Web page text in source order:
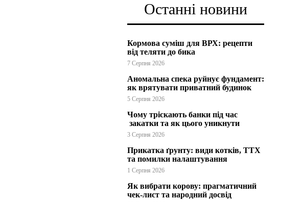
Останні новини
Кормова суміш для ВРХ: рецепти
від теляти до бика
7 Серпня 2026
Аномальна спека руйнує фундамент:
як врятувати приватний будинок
5 Серпня 2026
Чому тріскають банки під час
закатки та як цього уникнути
3 Серпня 2026
Прикатка ґрунту: види котків, ТТХ
та помилки налаштування
1 Серпня 2026
Як вибрати корову: прагматичний
чек-лист та народний досвід